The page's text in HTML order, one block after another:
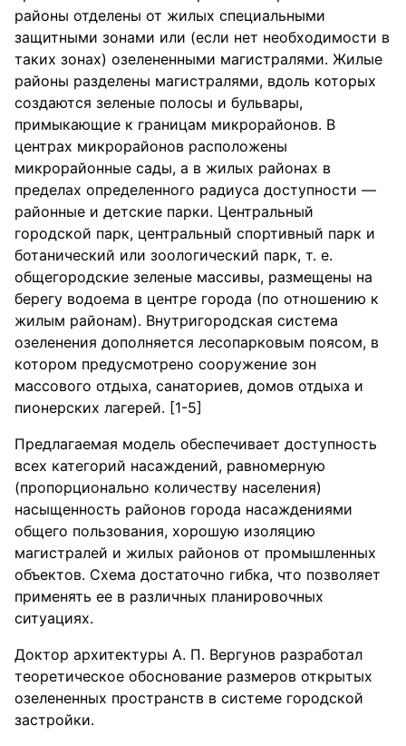
районы отделены от жилых специальными
защитными зонами или (если нет необходимости в
таких зонах) озелененными магистралями. Жилые
районы разделены магистралями, вдоль которых
создаются зеленые полосы и бульвары,
примыкающие к границам микрорайонов. В
центрах микрорайонов расположены
микрорайонные сады, а в жилых районах в
пределах определенного радиуса доступности —
районные и детские парки. Центральный
городской парк, центральный спортивный парк и
ботанический или зоологический парк, т. е.
общегородские зеленые массивы, размещены на
берегу водоема в центре города (по отношению к
жилым районам). Внутригородская система
озеленения дополняется лесопарковым поясом, в
котором предусмотрено сооружение зон
массового отдыха, санаториев, домов отдыха и
пионерских лагерей. [1-5]
Предлагаемая модель обеспечивает доступность
всех категорий насаждений, равномерную
(пропорционально количеству населения)
насыщенность районов города насаждениями
общего пользования, хорошую изоляцию
магистралей и жилых районов от промышленных
объектов. Схема достаточно гибка, что позволяет
применять ее в различных планировочных
ситуациях.
Доктор архитектуры А. П. Вергунов разработал
теоретическое обоснование размеров открытых
озелененных пространств в системе городской
застройки.